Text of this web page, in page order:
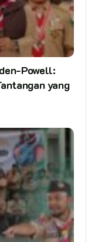
Powell:
yang